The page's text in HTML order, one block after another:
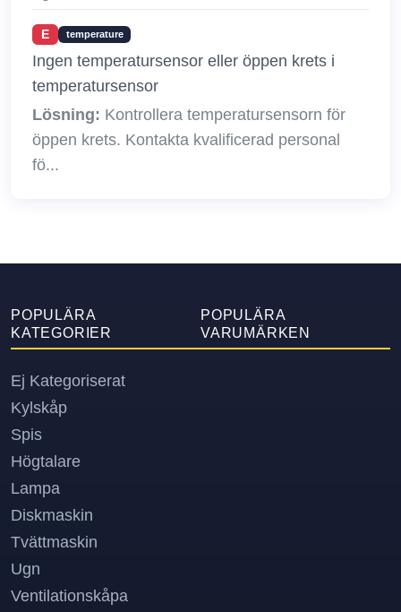
E temperature
Ingen temperatursensor eller öppen krets i
temperatursensor
Lösning: Kontrollera temperatursensorn för
öppen krets. Kontakta kvalificerad personal
fö...
POPULÄRA
KATEGORIER
Ej Kategoriserat
Kylskåp
Spis
Högtalare
Lampa
Diskmaskin
Tvättmaskin
Ugn
Ventilationskåpa
POPULÄRA
VARUMÄRKEN